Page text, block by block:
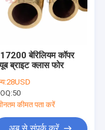
बेरिलियम कॉपर
ब्राइट क्लास फोर
28USD
50
कीमत पता करें